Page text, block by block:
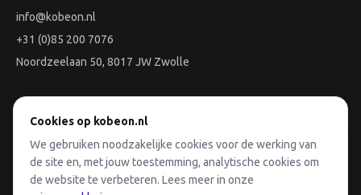
info@kobeon.nl
+31 (0)85 200 7076
Noordzeelaan 50, 8017 JW Zwolle
Plan een Discovery-sessie
Cookies op kobeon.nl
We gebruiken noodzakelijke cookies voor de werking van
de site en, met jouw toestemming, analytische cookies om
de website te verbeteren. Lees meer in onze